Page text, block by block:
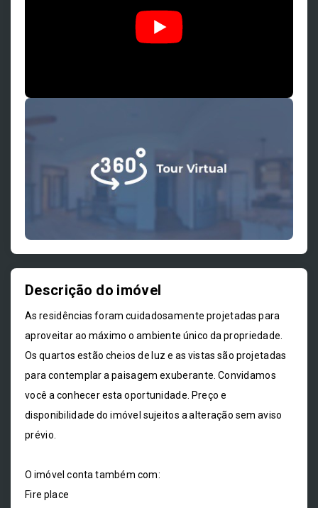
Descrição do imóvel
As residências foram cuidadosamente projetadas para
aproveitar ao máximo o ambiente único da propriedade.
Os quartos estão cheios de luz e as vistas são projetadas
para contemplar a paisagem exuberante. Convidamos
você a conhecer esta oportunidade. Preço e
disponibilidade do imóvel sujeitos a alteração sem aviso
prévio.
O imóvel conta também com:
Fire place